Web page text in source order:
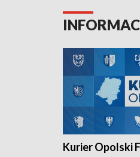
torowym.
Kurier Opolski